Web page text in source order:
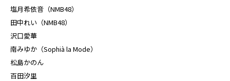
塩月希依音（NMB48）
田中れい（NMB48）
沢口愛華
南みゆか（Sophià la Mode）
松島かのん
百田汐里